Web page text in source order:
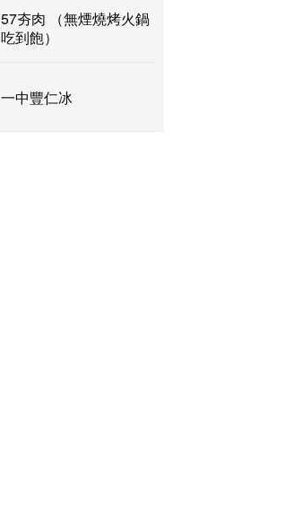
57夯肉 （無煙燒烤火鍋
吃到飽）
一中豐仁冰